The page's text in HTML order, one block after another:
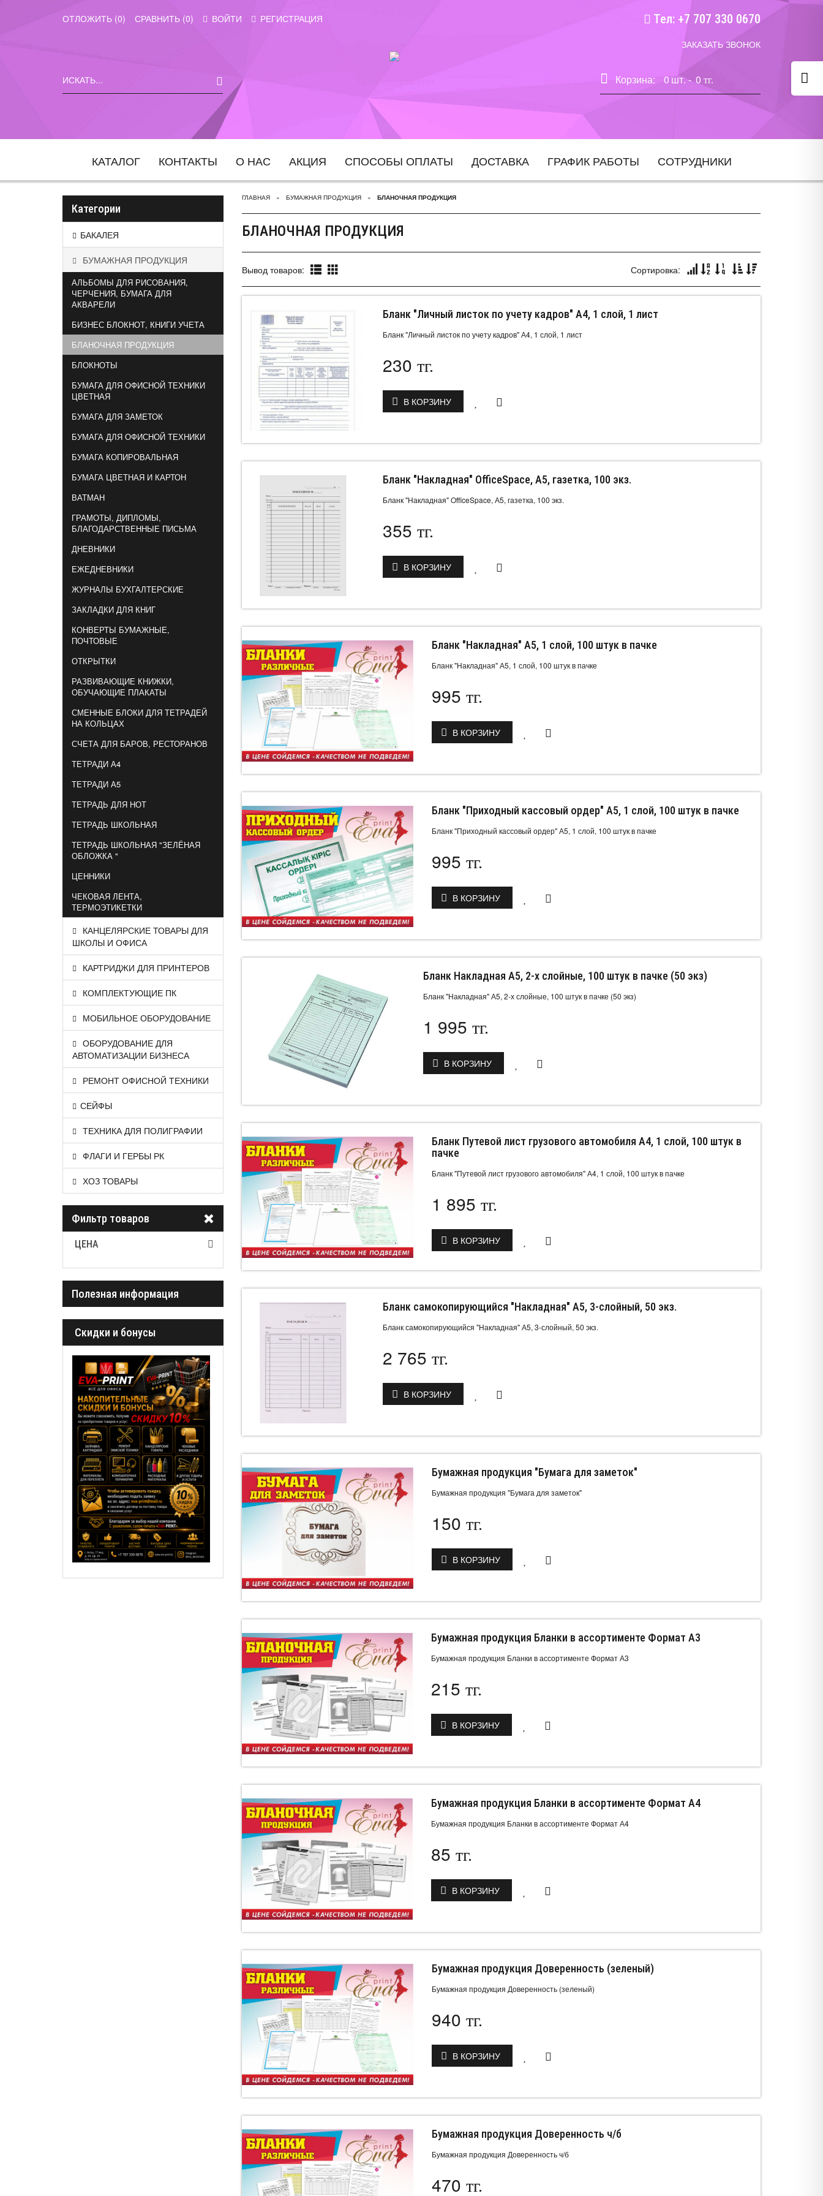
ОТЛОЖИТЬ (0) СРАВНИТЬ (0) ВОЙТИ РЕГИСТРАЦИЯ Тел: +7 707 330 0670
ЗАКАЗАТЬ ЗВОНОК
Корзина: 0шт. -0 тг.
КАТАЛОГ КОНТАКТЫ О НАС АКЦИЯ СПОСОБЫ ОПЛАТЫ ДОСТАВКА ГРАФИК РАБОТЫ СОТРУДНИКИ
Категории
БАКАЛЕЯ
БУМАЖНАЯ ПРОДУКЦИЯ
АЛЬБОМЫ ДЛЯ РИСОВАНИЯ,
ЧЕРЧЕНИЯ, БУМАГА ДЛЯ
АКВАРЕЛИ
БИЗНЕС БЛОКНОТ, КНИГИ УЧЕТА
БЛАНОЧНАЯ ПРОДУКЦИЯ
БЛОКНОТЫ
БУМАГА ДЛЯ ОФИСНОЙ ТЕХНИКИ
ЦВЕТНАЯ
БУМАГА ДЛЯ ЗАМЕТОК
БУМАГА ДЛЯ ОФИСНОЙ ТЕХНИКИ
БУМАГА КОПИРОВАЛЬНАЯ
БУМАГА ЦВЕТНАЯ И КАРТОН
ВАТМАН
ГРАМОТЫ, ДИПЛОМЫ,
БЛАГОДАРСТВЕННЫЕ ПИСЬМА
ДНЕВНИКИ
ЕЖЕДНЕВНИКИ
ЖУРНАЛЫ БУХГАЛТЕРСКИЕ
ЗАКЛАДКИ ДЛЯ КНИГ
КОНВЕРТЫ БУМАЖНЫЕ,
ПОЧТОВЫЕ
ОТКРЫТКИ
РАЗВИВАЮЩИЕ КНИЖКИ,
ОБУЧАЮЩИЕ ПЛАКАТЫ
СМЕННЫЕ БЛОКИ ДЛЯ ТЕТРАДЕЙ
НА КОЛЬЦАХ
СЧЕТА ДЛЯ БАРОВ, РЕСТОРАНОВ
ТЕТРАДИ А4
ТЕТРАДИ А5
ТЕТРАДЬ ДЛЯ НОТ
ТЕТРАДЬ ШКОЛЬНАЯ
ТЕТРАДЬ ШКОЛЬНАЯ "ЗЕЛЁНАЯ
ОБЛОЖКА "
ЦЕННИКИ
ЧЕКОВАЯ ЛЕНТА,
ТЕРМОЭТИКЕТКИ
КАНЦЕЛЯРСКИЕ ТОВАРЫ ДЛЯ
ШКОЛЫ И ОФИСА
КАРТРИДЖИ ДЛЯ ПРИНТЕРОВ
КОМПЛЕКТУЮЩИЕ ПК
МОБИЛЬНОЕ ОБОРУДОВАНИЕ
ОБОРУДОВАНИЕ ДЛЯ
АВТОМАТИЗАЦИИ БИЗНЕСА
РЕМОНТ ОФИСНОЙ ТЕХНИКИ
СЕЙФЫ
ТЕХНИКА ДЛЯ ПОЛИГРАФИИ
ФЛАГИ И ГЕРБЫ РК
ХОЗ ТОВАРЫ
Фильтр товаров
ЦЕНА
Полезная информация
Cкидки и бонусы
ГЛАВНАЯ БУМАЖНАЯ ПРОДУКЦИЯ БЛАНОЧНАЯ ПРОДУКЦИЯ
БЛАНОЧНАЯ ПРОДУКЦИЯ
Вывод товаров: Сортировка:
Бланк "Личный листок по учету кадров" А4, 1 слой, 1 лист
Бланк "Личный листок по учету кадров" А4, 1 слой, 1 лист
230 тг.
В КОРЗИНУ
Бланк "Накладная" OfficeSpace, А5, газетка, 100 экз.
Бланк "Накладная" OfficeSpace, А5, газетка, 100 экз.
355 тг.
В КОРЗИНУ
Бланк "Накладная" А5, 1 слой, 100 штук в пачке
Бланк "Накладная" А5, 1 слой, 100 штук в пачке
995 тг.
В КОРЗИНУ
Бланк "Приходный кассовый ордер" А5, 1 слой, 100 штук в пачке
Бланк "Приходный кассовый ордер" А5, 1 слой, 100 штук в пачке
995 тг.
В КОРЗИНУ
Бланк Накладная А5, 2-х слойные, 100 штук в пачке (50 экз)
Бланк "Накладная" А5, 2-х слойные, 100 штук в пачке (50 экз)
1 995тг.
В КОРЗИНУ
Бланк Путевой лист грузового автомобиля А4, 1 слой, 100 штук в
пачке
Бланк "Путевой лист грузового автомобиля" А4, 1 слой, 100 штук в пачке
1 895 тг.
В КОРЗИНУ
Бланк самокопирующийся "Накладная" А5, 3-слойный, 50 экз.
Бланк самокопирующийся "Накладная" А5, 3-слойный, 50 экз.
2 765 тг.
В КОРЗИНУ
Бумажная продукция "Бумага для заметок"
Бумажная продукция "Бумага для заметок"
150 тг.
В КОРЗИНУ
Бумажная продукция Бланки в ассортименте Формат А3
Бумажная продукция Бланки в ассортименте Формат А3
215тг.
В КОРЗИНУ
Бумажная продукция Бланки в ассортименте Формат А4
Бумажная продукция Бланки в ассортименте Формат А4
85тг.
В КОРЗИНУ
Бумажная продукция Доверенность (зеленый)
Бумажная продукция Доверенность (зеленый)
940 тг.
В КОРЗИНУ
Бумажная продукция Доверенность ч/б
Бумажная продукция Доверенность ч/б
470 тг.